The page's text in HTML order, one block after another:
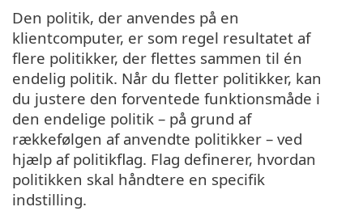
Den politik, der anvendes på en
klientcomputer, er som regel resultatet af
flere politikker, der flettes sammen til én
endelig politik. Når du fletter politikker, kan
du justere den forventede funktionsmåde i
den endelige politik – på grund af
rækkefølgen af anvendte politikker – ved
hjælp af politikflag. Flag definerer, hvordan
politikken skal håndtere en specifik
indstilling.